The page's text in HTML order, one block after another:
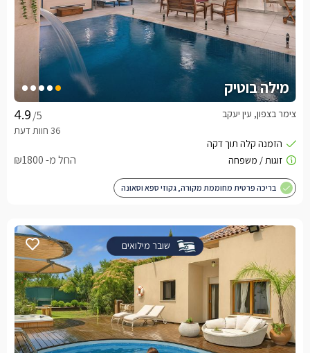
מילה בוטיק
/5 צימר בצפון, עין יעקב
החל מ- ₪1800
בריכה פרטית מחוממת מקורה, גקוזי ספא וסאונה
שובר מילואים